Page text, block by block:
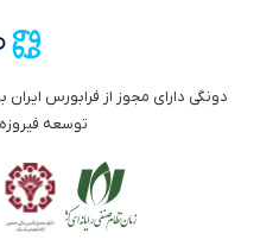
دونگی دارای مجوز از فرابورس
توسعه